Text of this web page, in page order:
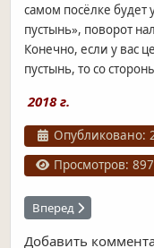
самом посёлке будет
пустынь», поворот
Конечно, если у вас
пустынь, то со
2018 г.
Информация о
Опубликовано:
Просмотров:
Следующий:
Вперед
Добавить